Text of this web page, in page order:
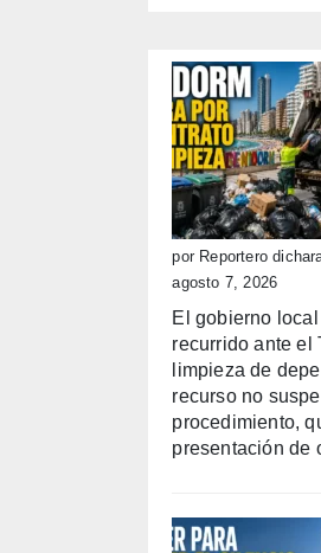
por Reportero
agosto 7, 2026
El gobierno
recurrido ante el
limpieza de
recurso no
procedimiento,
presentación de